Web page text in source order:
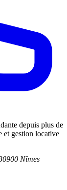
depuis plus de
et gestion locative
Nîmes